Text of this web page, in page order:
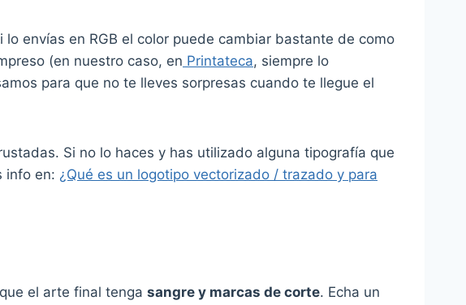
envías en RGB el color puede cambiar bastante de como
(en nuestro caso, en Printateca, siempre lo
para que no te lleves sorpresas cuando te llegue el
Si no lo haces y has utilizado alguna tipografía que
info en: ¿Qué es un logotipo vectorizado / trazado y para
el arte final tenga sangre y marcas de corte. Echa un